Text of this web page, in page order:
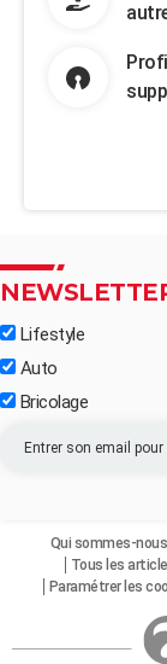
Lifestyle
Auto
Bricolage
Qui sommes-
Tous les
Paramétrer les